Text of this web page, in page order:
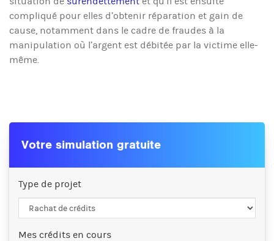
compliqué pour elles d’obtenir réparation et gain de
cause, notamment dans le cadre de fraudes à la
manipulation où l’argent est débitée par la victime elle-
même.
Votre simulation gratuite
Type de projet
Mes crédits en cours